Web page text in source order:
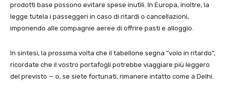
prodotti base possono evitare spese inutili. In Europa, inoltre, la
legge tutela i passeggeri in caso di ritardi o cancellazioni,
imponendo alle compagnie aeree di offrire pasti e alloggio.
In sintesi, la prossima volta che il tabellone segna “volo in ritardo”,
ricordate che il vostro portafogli potrebbe viaggiare più leggero
del previsto — o, se siete fortunati, rimanere intatto come a Delhi.